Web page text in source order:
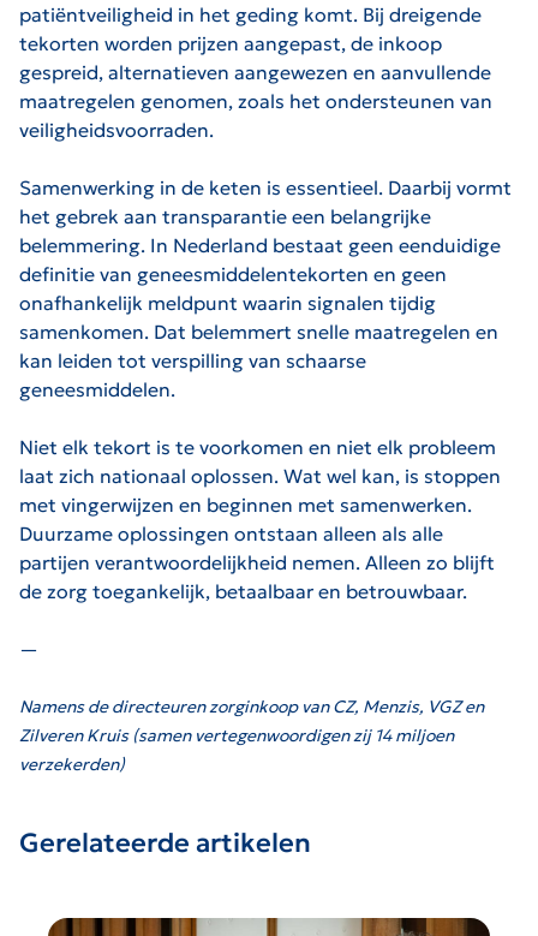
patiëntveiligheid in het geding komt. Bij dreigende
tekorten worden prijzen aangepast, de inkoop
gespreid, alternatieven aangewezen en aanvullende
maatregelen genomen, zoals het ondersteunen van
veiligheidsvoorraden.
Samenwerking in de keten is essentieel. Daarbij vormt
het gebrek aan transparantie een belangrijke
belemmering. In Nederland bestaat geen eenduidige
definitie van geneesmiddelentekorten en geen
onafhankelijk meldpunt waarin signalen tijdig
samenkomen. Dat belemmert snelle maatregelen en
kan leiden tot verspilling van schaarse
geneesmiddelen.
Niet elk tekort is te voorkomen en niet elk probleem
laat zich nationaal oplossen. Wat wel kan, is stoppen
met vingerwijzen en beginnen met samenwerken.
Duurzame oplossingen ontstaan alleen als alle
partijen verantwoordelijkheid nemen. Alleen zo blijft
de zorg toegankelijk, betaalbaar en betrouwbaar.
—
Namens de directeuren zorginkoop van CZ, Menzis, VGZ en
Zilveren Kruis (samen vertegenwoordigen zij 14 miljoen
verzekerden)
Gerelateerde artikelen